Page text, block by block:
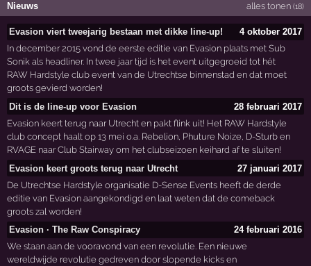
Nieuws alles tonen (18)
Evasion viert tweejarig bestaan met dikke line-up!
4 oktober 2017
In december 2015 vond de eerste editie van Evasion plaats met Sub
Sonik als headliner. In twee jaar tijd is het event uitgegroeid tot hét
RAW Hardstyle club event van de Utrechtse binnenstad en dat moet
groots gevierd worden!
Dit is de line-up voor Evasion
28 februari 2017
Evasion keert terug naar Utrecht en pakt flink uit! Het RAW Hardstyle
club concept haalt op 13 mei o.a. Rebelion, Phuture Noize, D-Sturb en
RVAGE naar Club Stairway om het clubseizoen keihard af te sluiten!
Evasion keert groots terug naar Utrecht
27 januari 2017
De Utrechtse Hardstyle organisatie D-Sense Events heeft de derde
editie van Evasion aangekondigd en laat weten dat de comeback
groots zal worden!
Evasion · The Raw Conspiracy
24 februari 2016
We staan aan de vooravond van een revolutie. Een nieuwe
wereldwijde revolutie gedreven door slopende kicks en